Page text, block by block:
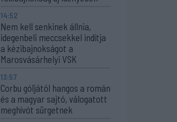
14:52
Nem kell senkinek állnia,
idegenbeli meccsekkel indítja
a kézibajnokságot a
Marosvásárhelyi VSK
13:57
Corbu góljától hangos a román
és a magyar sajtó, válogatott
meghívót sürgetnek